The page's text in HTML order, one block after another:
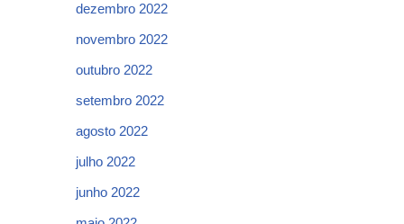
dezembro 2022
novembro 2022
outubro 2022
setembro 2022
agosto 2022
julho 2022
junho 2022